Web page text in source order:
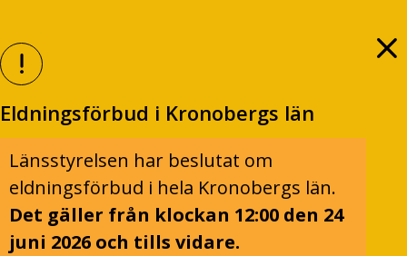
Eldningsförbud i Kronobergs län
Länsstyrelsen har beslutat om
eldningsförbud i hela Kronobergs län.
Det gäller från klockan 12:00 den 24
juni 2026 och tills vidare.